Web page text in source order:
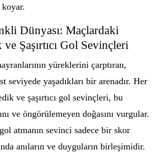
Dünyası: Maçlardaki
Şaşırtıcı Gol Sevinçleri
yüreklerini çarptıran,
seviyede yaşadıkları bir arenadır. Her
ve şaşırtıcı gol sevinçleri, bu
ve öngörülemeyen doğasını vurgular.
atmanın sevinci sadece bir skor
anıların ve duyguların birleşimidir.